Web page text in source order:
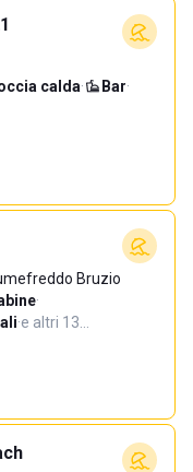
calda· Bar·
Bruzio
·
·e altri 13…